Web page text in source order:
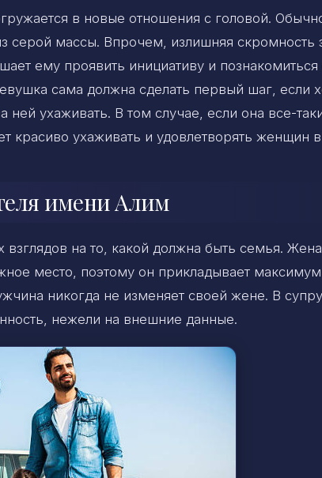
в новые отношения с головой.
серой массы. Впрочем, излишняя скромность
ему проявить инициативу и познакомиться
сама должна сделать первый шаг, если
ней ухаживать. В том случае, если она все-
красиво ухаживать и удовлетворять женщин в
имени Алим
на то, какой должна быть семья.
место, поэтому он прикладывает максимум
никогда не изменяет своей жене. В
нежели на внешние данные.